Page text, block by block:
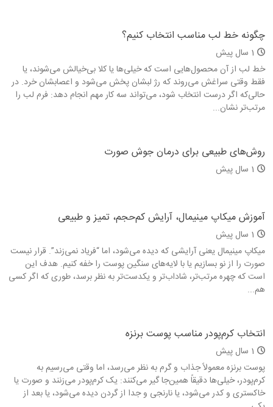
چگونه خط لب مناسب انتخاب کنیم؟
1 سال پیش
خط لب از آن محصول‌هایی است که خیلی‌ها یا کلا بی‌خیالش می‌شوند، یا
فقط وقتی سراغش می‌روند که رژ لبشان پخش می‌شود و اعصابشان خرد. در
حالی‌که اگر درست انتخاب شود، می‌تواند سه کار مهم انجام دهد: فرم لب را
مرتب‌تر نشان...
روش‌های طبیعی برای درمان جوش صورت
1 سال پیش
آموزش میکاپ مینیمال، آرایش کم‌حجم، تمیز و طبیعی
1 سال پیش
میکاپ مینیمال یعنی آرایشی که دیده می‌شود، اما “فریاد نمی‌زند”. قرار نیست
صورت را از نو بسازیم یا با لایه‌های سنگین پوست را خفه کنیم. هدف این
است که چهره مرتب‌تر، شاداب‌تر و یکدست‌تر به نظر برسد، طوری که اگر کسی
هم...
انتخاب کرم‌پودر مناسب پوست برنزه
1 سال پیش
پوست برنزه معمولاً جذاب و گرم به نظر می‌رسد، اما وقتی می‌رسیم به
کرم‌پودر، خیلی‌ها دقیقاً همین‌جا گیر می‌کنند: یک کرم‌پودر می‌زنند و صورت یا
خاکستری و کدر می‌شود، یا نارنجی و جدا از گردن دیده می‌شود، یا بعد از